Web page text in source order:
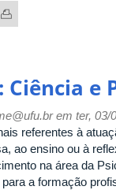
Ciência e
em ter, 03/
referentes à
ao ensino ou à
na área da
a formação